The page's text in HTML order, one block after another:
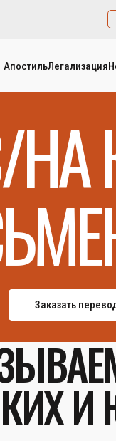
АпостильЛегализация
Заказать